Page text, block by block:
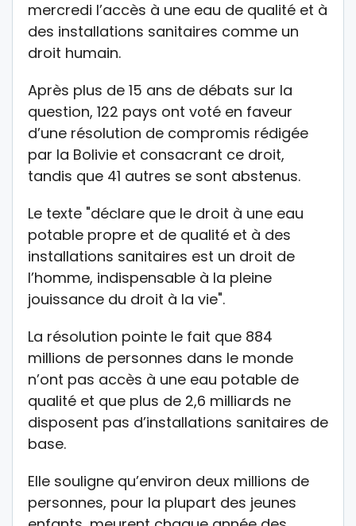
mercredi l’accès à une eau de qualité et à
des installations sanitaires comme un
droit humain.
Après plus de 15 ans de débats sur la
question, 122 pays ont voté en faveur
d’une résolution de compromis rédigée
par la Bolivie et consacrant ce droit,
tandis que 41 autres se sont abstenus.
Le texte "déclare que le droit à une eau
potable propre et de qualité et à des
installations sanitaires est un droit de
l’homme, indispensable à la pleine
jouissance du droit à la vie".
La résolution pointe le fait que 884
millions de personnes dans le monde
n’ont pas accès à une eau potable de
qualité et que plus de 2,6 milliards ne
disposent pas d’installations sanitaires de
base.
Elle souligne qu’environ deux millions de
personnes, pour la plupart des jeunes